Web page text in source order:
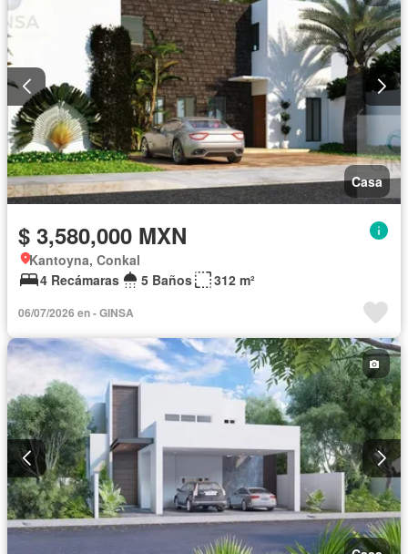
Casa
$ 3,580,000 MXN
Kantoyna, Conkal
4 Recámaras
5 Baños 312 m²
06/07/2026 en - GINSA